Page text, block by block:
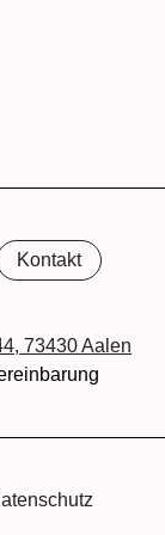
Kontakt
73430 Aalen